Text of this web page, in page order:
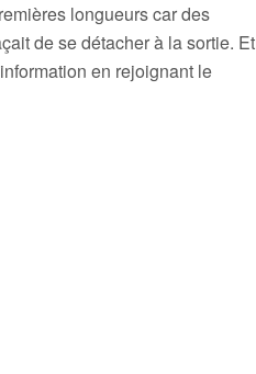
longueurs car des
de se détacher à la sortie. Et
en rejoignant le